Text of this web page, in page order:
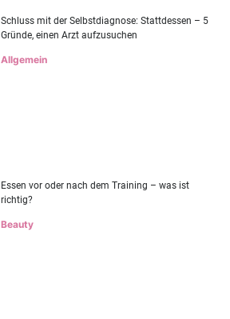
Schluss mit der Selbstdiagnose: Stattdessen – 5
Gründe, einen Arzt aufzusuchen
Allgemein
Essen vor oder nach dem Training – was ist
richtig?
Beauty